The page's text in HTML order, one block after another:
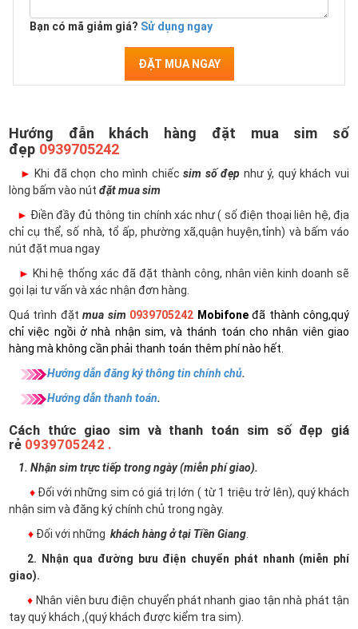
Bạn có mã giảm giá? Sử dụng ngay
ĐẶT MUA NGAY
Hướng đẫn khách hàng đặt mua sim số
đẹp 0939705242
► Khi đã chọn cho mình chiếcsim số đẹp như ý, quý khách vui
lòng bấm vào nút đặt mua sim
► Điền đầy đủ thông tin chính xác như ( số điện thoại liên hệ, địa
chỉ cụ thể, số nhà, tổ ấp, phường xã,quận huyện,tỉnh) và bấm váo
nút đặt mua ngay
► Khi hệ thống xác đã đặt thành công, nhân viên kinh doanh sẽ
gọi lại tư vấn và xác nhận đơn hàng.
Quá trình đặtmua sim 0939705242 Mobifoneđã thành công,quý
chỉ việc ngồi ở nhà nhận sim, và thánh toán cho nhân viên giao
hàng mà không cần phải thanh toán thêm phí nào hết.
Hướng dẫn đăng ký thông tin chính chủ.
Hướng dẫn thanh toán.
Cách thức giao sim và thanh toán sim số đẹp giá
rẻ 0939705242 .
1. Nhận sim trực tiếp trong ngày (miễn phí giao).
♦ Đối với những sim có giá trị lớn ( từ 1 triệu trở lên), quý khách
nhận sim và đăng ký chính chủ trong ngày.
♦ Đối với những khách hàng ở tại Tiền Giang
2. Nhận qua đường bưu điện chuyển phát nhanh (miễn phí
giao).
♦ Nhân viên bưu điện chuyển phát nhanh giao tận nhà phát tận
tay quý khách ,(quý khách được kiểm tra sim).